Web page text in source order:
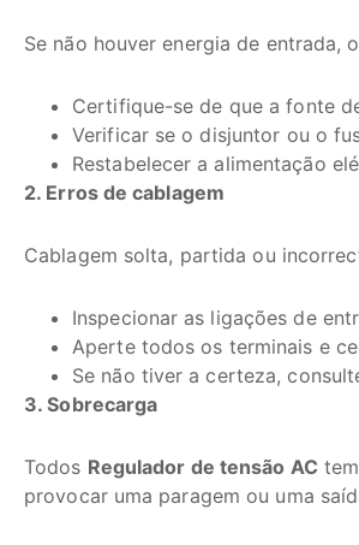
Se não houver energia de entrada,
Certifique-se de que a fonte
Verificar se o disjuntor ou o
Restabelecer a alimentação
2. Erros de cablagem
Cablagem solta, partida ou
Inspecionar as ligações de
Aperte todos os terminais e
Se não tiver a certeza,
3. Sobrecarga
Todos Regulador de tensão AC
provocar uma paragem ou uma